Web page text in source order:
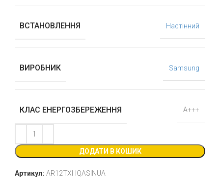
ВСТАНОВЛЕННЯ Настінний
ВИРОБНИК Samsung
КЛАС ЕНЕРГОЗБЕРЕЖЕННЯ А+++
ДОДАТИ В КОШИК
Артикул: AR12TXHQASINUA